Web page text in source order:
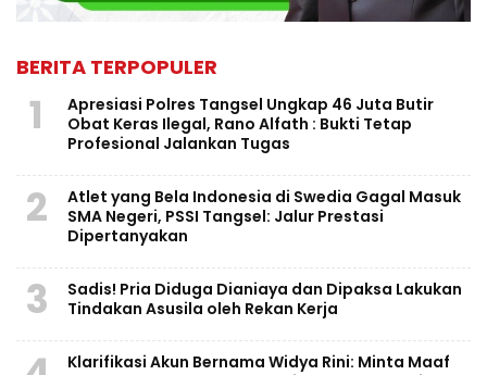
BERITA TERPOPULER
1
Apresiasi Polres Tangsel Ungkap 46 Juta Butir
Obat Keras Ilegal, Rano Alfath : Bukti Tetap
Profesional Jalankan Tugas
2
Atlet yang Bela Indonesia di Swedia Gagal Masuk
SMA Negeri, PSSI Tangsel: Jalur Prestasi
Dipertanyakan
3
Sadis! Pria Diduga Dianiaya dan Dipaksa Lakukan
Tindakan Asusila oleh Rekan Kerja
Klarifikasi Akun Bernama Widya Rini: Minta Maaf